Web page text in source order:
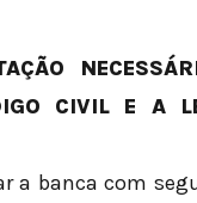
CIVIL E A
a banca com